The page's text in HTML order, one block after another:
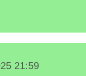
21:59